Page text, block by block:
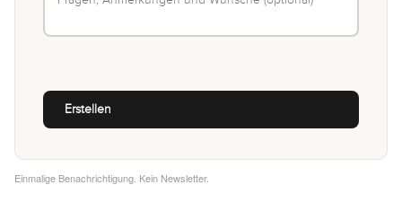
Einmalige Benachrichtigung. Kein Newsletter.